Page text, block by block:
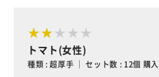
トマト(女性)
種類 : 超厚手 ｜ セット数 : 12個 購入